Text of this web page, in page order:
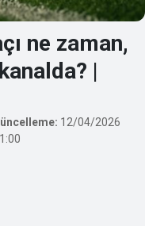
ne zaman,
|
12/04/2026